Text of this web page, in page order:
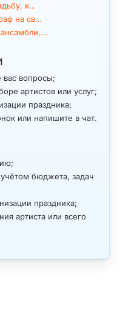
к…
на св…
вас вопросы;
артистов или услуг;
праздника;
или напишите в чат.
бюджета, задач
праздника;
артиста или всего